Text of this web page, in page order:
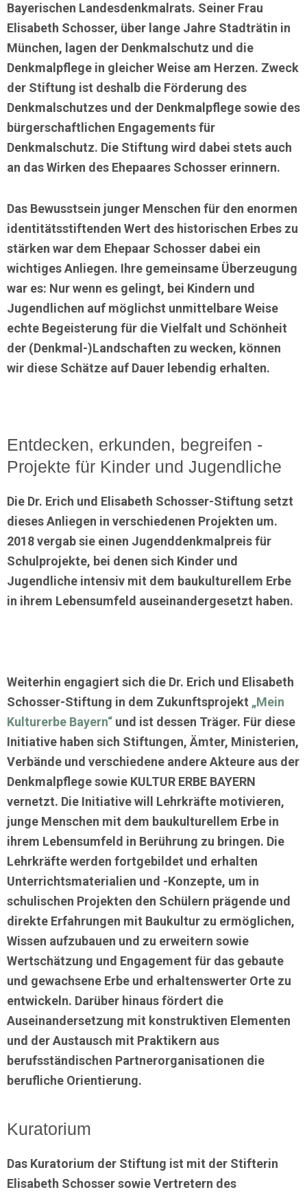
Bayerischen Landesdenkmalrats. Seiner Frau
Elisabeth Schosser, über lange Jahre Stadträtin in
München, lagen der Denkmalschutz und die
Denkmalpflege in gleicher Weise am Herzen. Zweck
der Stiftung ist deshalb die Förderung des
Denkmalschutzes und der Denkmalpflege sowie des
bürgerschaftlichen Engagements für
Denkmalschutz. Die Stiftung wird dabei stets auch
an das Wirken des Ehepaares Schosser erinnern.
Das Bewusstsein junger Menschen für den enormen
identitätsstiftenden Wert des historischen Erbes zu
stärken war dem Ehepaar Schosser dabei ein
wichtiges Anliegen. Ihre gemeinsame Überzeugung
war es: Nur wenn es gelingt, bei Kindern und
Jugendlichen auf möglichst unmittelbare Weise
echte Begeisterung für die Vielfalt und Schönheit
der (Denkmal-)Landschaften zu wecken, können
wir diese Schätze auf Dauer lebendig erhalten.
Entdecken, erkunden, begreifen -
Projekte für Kinder und Jugendliche
Die Dr. Erich und Elisabeth Schosser-Stiftung setzt
dieses Anliegen in verschiedenen Projekten um.
2018 vergab sie einen Jugenddenkmalpreis für
Schulprojekte, bei denen sich Kinder und
Jugendliche intensiv mit dem baukulturellem Erbe
in ihrem Lebensumfeld auseinandergesetzt haben.
Weiterhin engagiert sich die Dr. Erich und Elisabeth
Schosser-Stiftung in dem Zukunftsprojekt „Mein
Kulturerbe Bayern“ und ist dessen Träger. Für diese
Initiative haben sich Stiftungen, Ämter, Ministerien,
Verbände und verschiedene andere Akteure aus der
Denkmalpflege sowie KULTUR ERBE BAYERN
vernetzt. Die Initiative will Lehrkräfte motivieren,
junge Menschen mit dem baukulturellem Erbe in
ihrem Lebensumfeld in Berührung zu bringen. Die
Lehrkräfte werden fortgebildet und erhalten
Unterrichtsmaterialien und -Konzepte, um in
schulischen Projekten den Schülern prägende und
direkte Erfahrungen mit Baukultur zu ermöglichen,
Wissen aufzubauen und zu erweitern sowie
Wertschätzung und Engagement für das gebaute
und gewachsene Erbe und erhaltenswerter Orte zu
entwickeln. Darüber hinaus fördert die
Auseinandersetzung mit konstruktiven Elementen
und der Austausch mit Praktikern aus
berufsständischen Partnerorganisationen die
berufliche Orientierung.
Kuratorium
Das Kuratorium der Stiftung ist mit der Stifterin
Elisabeth Schosser sowie Vertretern des